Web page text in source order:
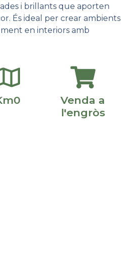
i brillants que aporten
És ideal per crear ambients
en interiors amb
Venda a
l'engròs